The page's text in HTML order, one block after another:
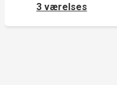
3 værelses